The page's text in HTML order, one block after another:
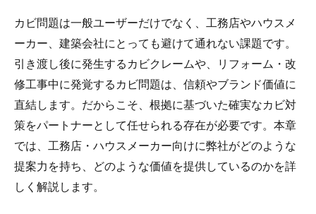
カビ問題は一般ユーザーだけでなく、工務店やハウスメ
ーカー、建築会社にとっても避けて通れない課題です。
引き渡し後に発生するカビクレームや、リフォーム・改
修工事中に発覚するカビ問題は、信頼やブランド価値に
直結します。だからこそ、根拠に基づいた確実なカビ対
策をパートナーとして任せられる存在が必要です。本章
では、工務店・ハウスメーカー向けに弊社がどのような
提案力を持ち、どのような価値を提供しているのかを詳
しく解説します。